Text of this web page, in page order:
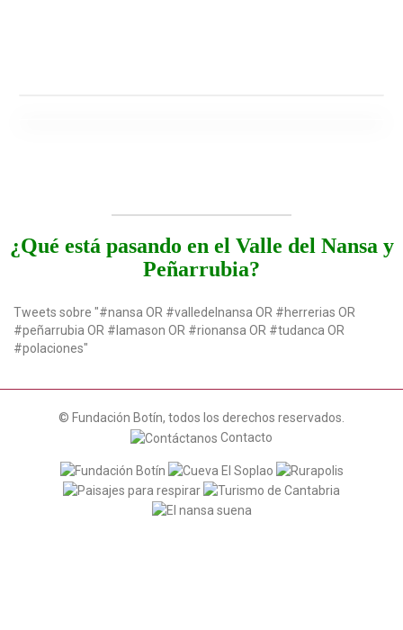
¿Qué está pasando en el Valle del Nansa y
Peñarrubia?
Tweets sobre "#nansa OR #valledelnansa OR #herrerias OR
#peñarrubia OR #lamason OR #rionansa OR #tudanca OR
#polaciones"
© Fundación Botín, todos los derechos reservados.
Contacto